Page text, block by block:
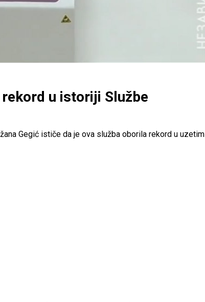
u istoriji Službe
Gegić ističe da je ova služba oborila rekord u uzetim